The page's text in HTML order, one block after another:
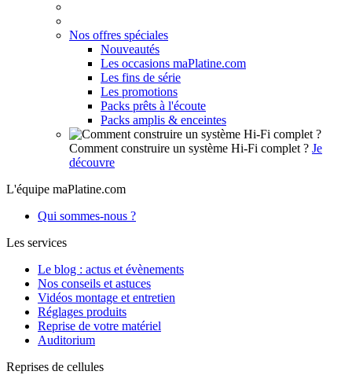
Nos offres spéciales
Nouveautés
Les occasions maPlatine.com
Les fins de série
Les promotions
Packs prêts à l'écoute
Packs amplis & enceintes
Comment construire un système Hi-Fi complet ? Je
découvre
L'équipe maPlatine.com
Qui sommes-nous ?
Les services
Le blog : actus et évènements
Nos conseils et astuces
Vidéos montage et entretien
Réglages produits
Reprise de votre matériel
Auditorium
Reprises de cellules